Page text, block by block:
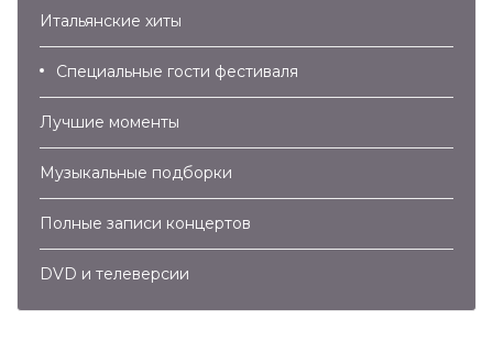
Алла Пугачева – Без Меня (2007)
Итальянские хиты
Специальные гости фестиваля
Лучшие моменты
Музыкальные подборки
Полные записи концертов
DVD и телеверсии